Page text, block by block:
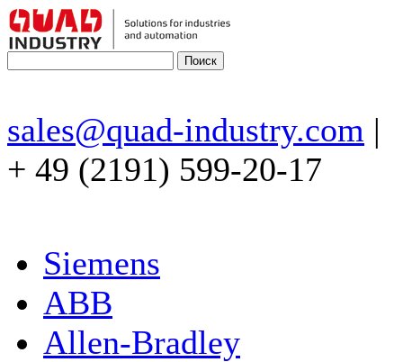
sales@quad-industry.com |
+ 49 (2191) 599-20-17
Siemens
ABB
Allen-Bradley